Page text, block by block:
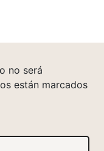
no será
están marcados